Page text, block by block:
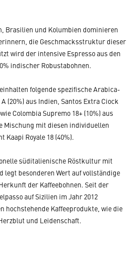
Brasilien und Kolumbien dominieren
die Geschmacksstruktur dieser
wird der intensive Espresso aus den
indischer Robustabohnen.
folgende spezifische Arabica-
(20%) aus Indien, Santos Extra Ciock
Colombia Supremo 18+ (10%) aus
Mischung mit diesen individuellen
Kaapi Royale 18 (40%).
süditalienische Röstkultur mit
legt besonderen Wert auf vollständige
der Kaffeebohnen. Seit der
auf Sizilien im Jahr 2012
hochstehende Kaffeeprodukte, wie die
und Leidenschaft.